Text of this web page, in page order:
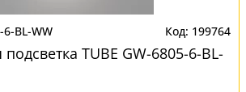
6-BL-WW 199764
TUBE GW-6805-6-BL-